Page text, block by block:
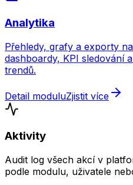
Analytika
Přehledy, grafy a exporty
dashboardy, KPI sledování
trendů.
Detail moduluZjistit více
Aktivity
Audit log všech akcí v
podle modulu, uživatele